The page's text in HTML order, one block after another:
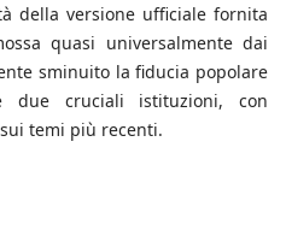
della versione ufficiale fornita
quasi universalmente dai
sminuito la fiducia popolare
due cruciali istituzioni, con
temi più recenti.